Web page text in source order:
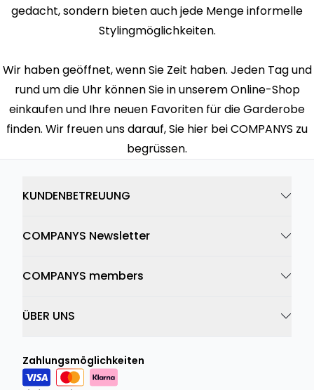
gedacht, sondern bieten auch jede Menge informelle
Stylingmöglichkeiten.
Wir haben geöffnet, wenn Sie Zeit haben. Jeden Tag und
rund um die Uhr können Sie in unserem Online-Shop
einkaufen und Ihre neuen Favoriten für die Garderobe
finden. Wir freuen uns darauf, Sie hier bei COMPANYS zu
begrüssen.
KUNDENBETREUUNG
COMPANYS Newsletter
COMPANYS members
ÜBER UNS
Zahlungsmöglichkeiten